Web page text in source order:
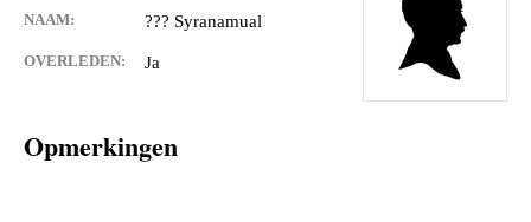
NAAM: ??? Syranamual
OVERLEDEN: Ja
Opmerkingen